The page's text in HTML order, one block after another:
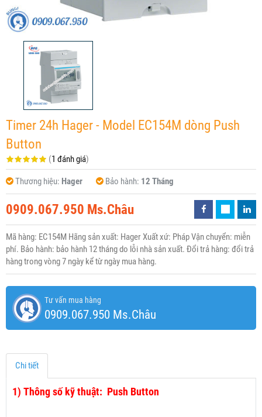
Timer 24h Hager - Model EC154M dòng Push
Button
(1 đánh giá)
Thương hiệu: Hager Bảo hành: 12 Tháng
0909.067.950 Ms.Châu
Mã hàng: EC154M Hãng sản xuất: Hager Xuất xứ: Pháp Vận chuyển: miễn
phí. Bảo hành: bảo hành 12 tháng do lỗi nhà sản xuất. Đổi trả hàng: đổi trả
hàng trong vòng 7 ngày kể từ ngày mua hàng.
Tư vấn mua hàng
0909.067.950 Ms.Châu
Chi tiết
1) Thông số kỹ thuật: Push Button